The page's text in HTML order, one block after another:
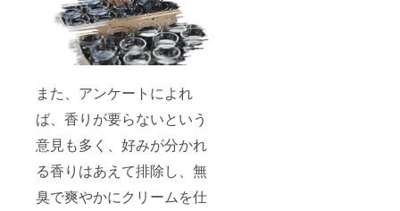
また、アンケートによれ
ば、香りが要らないという
意見も多く、好みが分かれ
る香りはあえて排除し、無
臭で爽やかにクリームを仕